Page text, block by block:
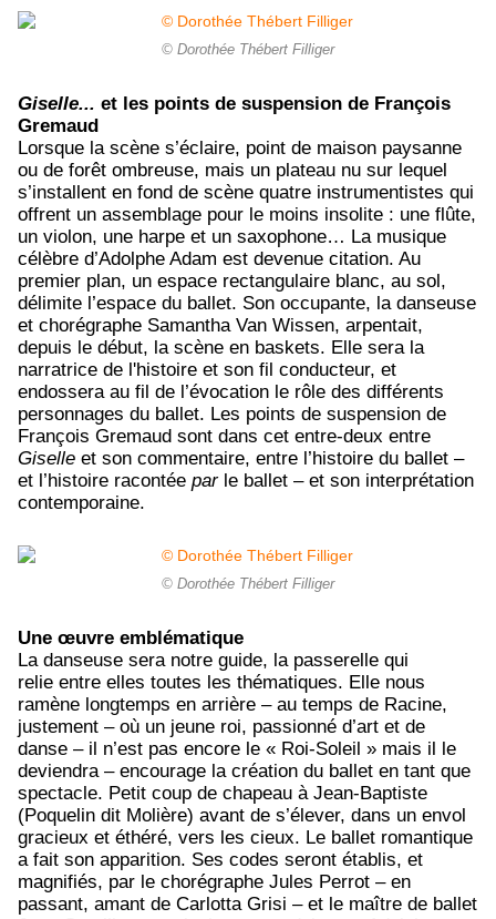
© Dorothée Thébert Filliger
Giselle... et les points de suspension de François
Gremaud
Lorsque la scène s’éclaire, point de maison paysanne
ou de forêt ombreuse, mais un plateau nu sur lequel
s’installent en fond de scène quatre instrumentistes qui
offrent un assemblage pour le moins insolite : une flûte,
un violon, une harpe et un saxophone… La musique
célèbre d’Adolphe Adam est devenue citation. Au
premier plan, un espace rectangulaire blanc, au sol,
délimite l’espace du ballet. Son occupante, la danseuse
et chorégraphe Samantha Van Wissen, arpentait,
depuis le début, la scène en baskets. Elle sera la
narratrice de l'histoire et son fil conducteur, et
endossera au fil de l’évocation le rôle des différents
personnages du ballet. Les points de suspension de
François Gremaud sont dans cet entre-deux entre
Giselle et son commentaire, entre l’histoire du ballet –
et l’histoire racontée parle ballet – et son interprétation
contemporaine.
© Dorothée Thébert Filliger
Une œuvre emblématique
La danseuse sera notre guide, la passerelle qui
relie entre elles toutes les thématiques. Elle nous
ramène longtemps en arrière – au temps de Racine,
justement – où un jeune roi, passionné d’art et de
danse – il n’est pas encore le « Roi-Soleil » mais il le
deviendra – encourage la création du ballet en tant que
spectacle. Petit coup de chapeau à Jean-Baptiste
(Poquelin dit Molière) avant de s’élever, dans un envol
gracieux et éthéré, vers les cieux. Le ballet romantique
a fait son apparition. Ses codes seront établis, et
magnifiés, par le chorégraphe Jules Perrot – en
passant, amant de Carlotta Grisi – et le maître de ballet